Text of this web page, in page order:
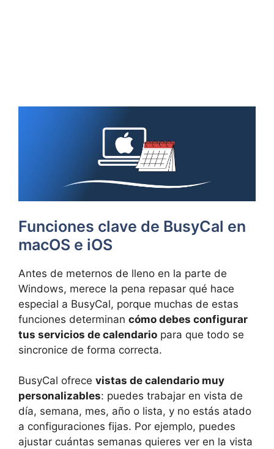
Funciones clave de BusyCal en
macOS e iOS
Antes de meternos de lleno en la parte de
Windows, merece la pena repasar qué hace
especial a BusyCal, porque muchas de estas
funciones determinan cómo debes configurar
tus servicios de calendario para que todo se
sincronice de forma correcta.
BusyCal ofrece vistas de calendario muy
personalizables: puedes trabajar en vista de
día, semana, mes, año o lista, y no estás atado
a configuraciones fijas. Por ejemplo, puedes
ajustar cuántas semanas quieres ver en la vista